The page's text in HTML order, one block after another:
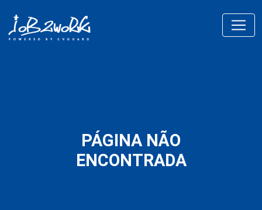
PÁGINA NÃO
ENCONTRADA